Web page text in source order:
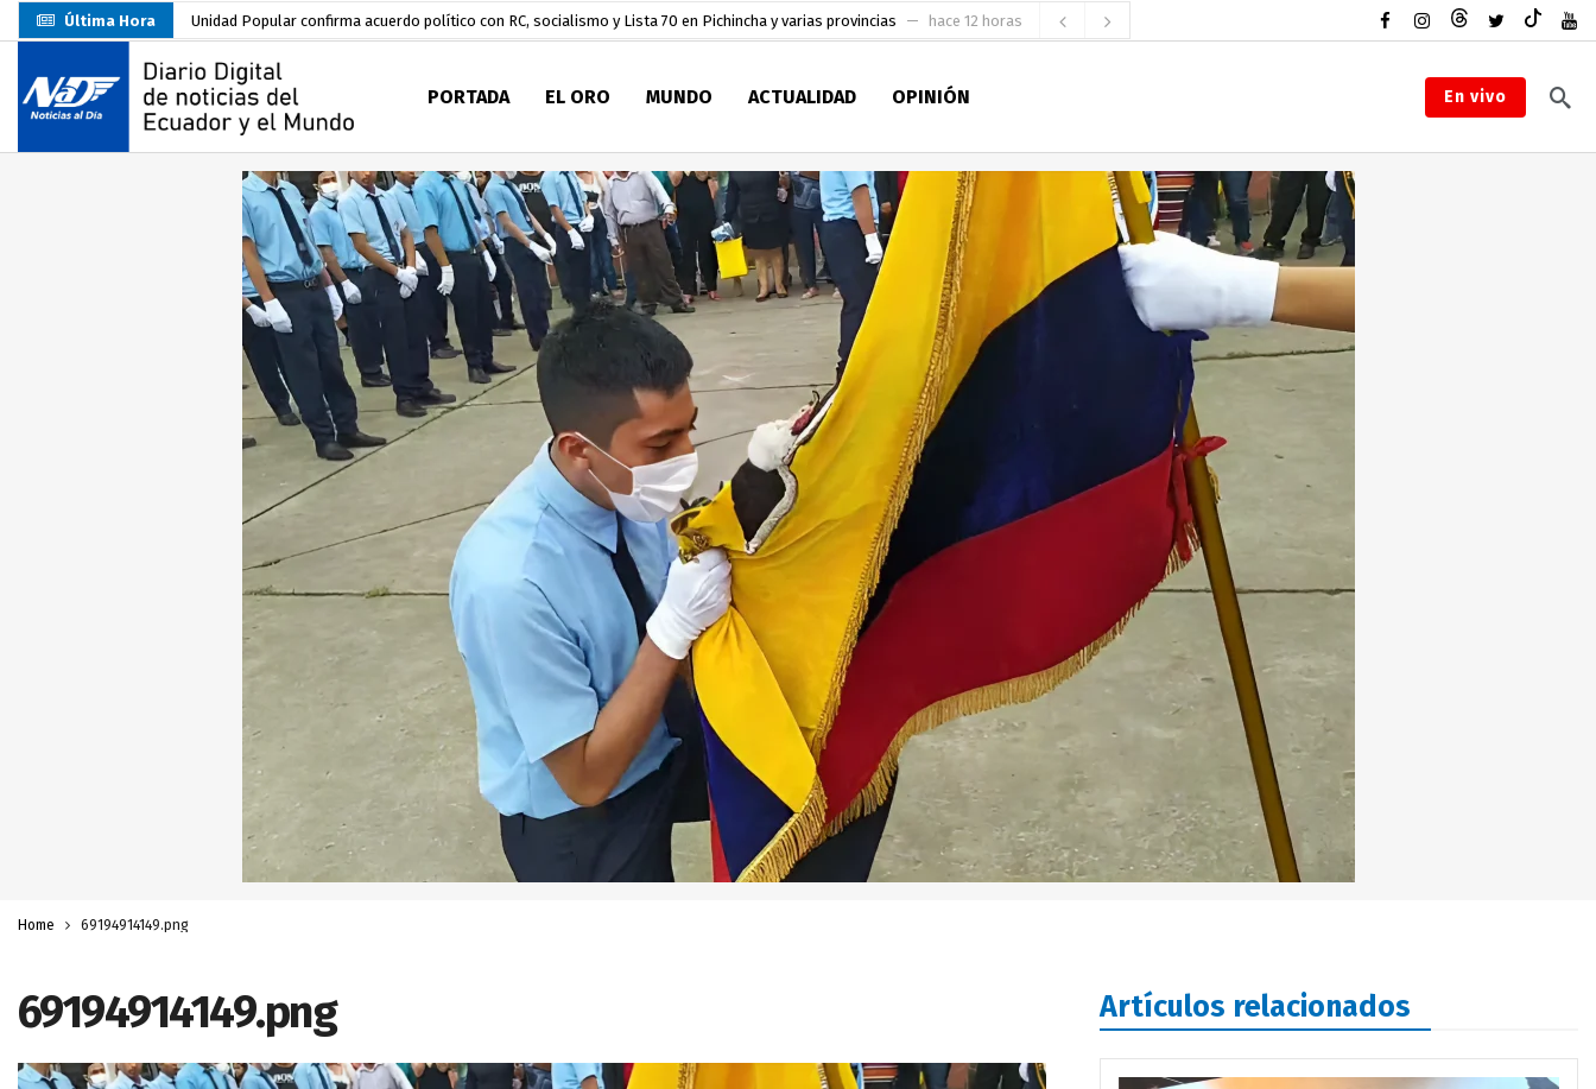
Última Hora Unidad Popular confirma acuerdo político con RC, socialismo y Lista 70 en Pichincha y varias provincias hace 12 horas
Delegación de El Oro fiscaliza propaganda electoral
Gobierno Estudiantil Ugartino 2026-2027, fue posesionado hace 13 horas
Prefecto Clemente Bravo Inauguró Centro de Acopio Casa del Pescador Artesanal Orense
Carlos Rodríguez presentó documentación certificada para su inscripción a la alcaldía de Machala hace 1 día
Colombia reanuda venta de energía hace 2 días
Carlos Rodríguez inscribe su candidatura a la alcaldía de Machala hace 2 días
Carlos Carrión Figueroa, Premio Nacional de Literatura Eugenio Espejo hace 2 días
Nuevo Santa Rosa Sporting Club inicia su camino en la Serie A del Fútbol Femenino Nacional 2026 hace 5 horas
PORTADA EL ORO MUNDO ACTUALIDAD OPINIÓN En vivo
Home 69194914149.png
69194914149.png Artículos relacionados